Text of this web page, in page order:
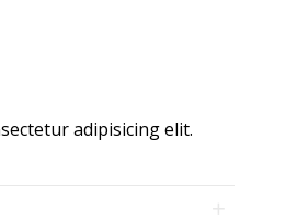
adipisicing elit.